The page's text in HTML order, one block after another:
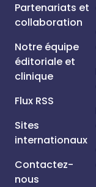
Partenariats et
collaboration
Notre équipe
éditoriale et
clinique
Flux RSS
Sites
internationaux
Contactez-
nous